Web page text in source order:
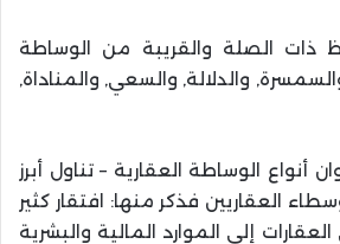
ذات الصلة والقريبة من الوساطة
والدلالة, والسعي, والمناداة,
الوساطة العقارية – تناول أبرز
العقاريين فذكر منها: افتقار كثير
إلى الموارد المالية والبشرية